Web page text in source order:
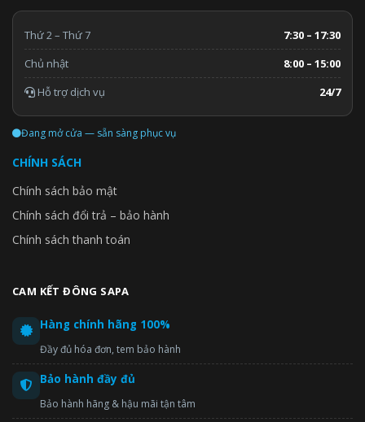
Thứ 2 – Thứ 7
7:30 – 17:30
Chủ nhật
8:00 – 15:00
Hỗ trợ dịch vụ
24/7
Đang mở cửa — sẵn sàng phục vụ
CHÍNH SÁCH
Chính sách bảo mật
Chính sách đổi trả – bảo hành
Chính sách thanh toán
CAM KẾT ĐÔNG SAPA
Hàng chính hãng 100%
Đầy đủ hóa đơn, tem bảo hành
Bảo hành đầy đủ
Bảo hành hãng & hậu mãi tận tâm